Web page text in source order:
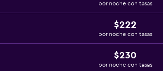
por noche con tasas
$222
por noche con tasas
$230
por noche con tasas